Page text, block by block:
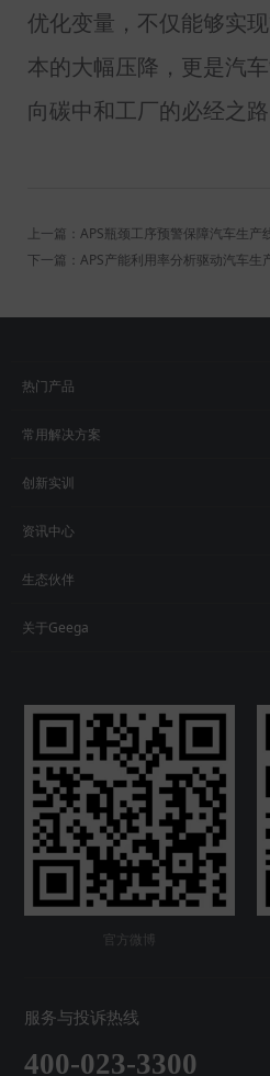
优化变量，不仅能够实
本的大幅压降，更是汽
向碳中和工厂的必经之路
上一篇：APS瓶颈工序预警保障汽车生产
下一篇：APS产能利用率分析驱动汽车生
热门产品
常用解决方案
创新实训
资讯中心
生态伙伴
关于Geega
官方微博
服务与投诉热线
400-023-3300